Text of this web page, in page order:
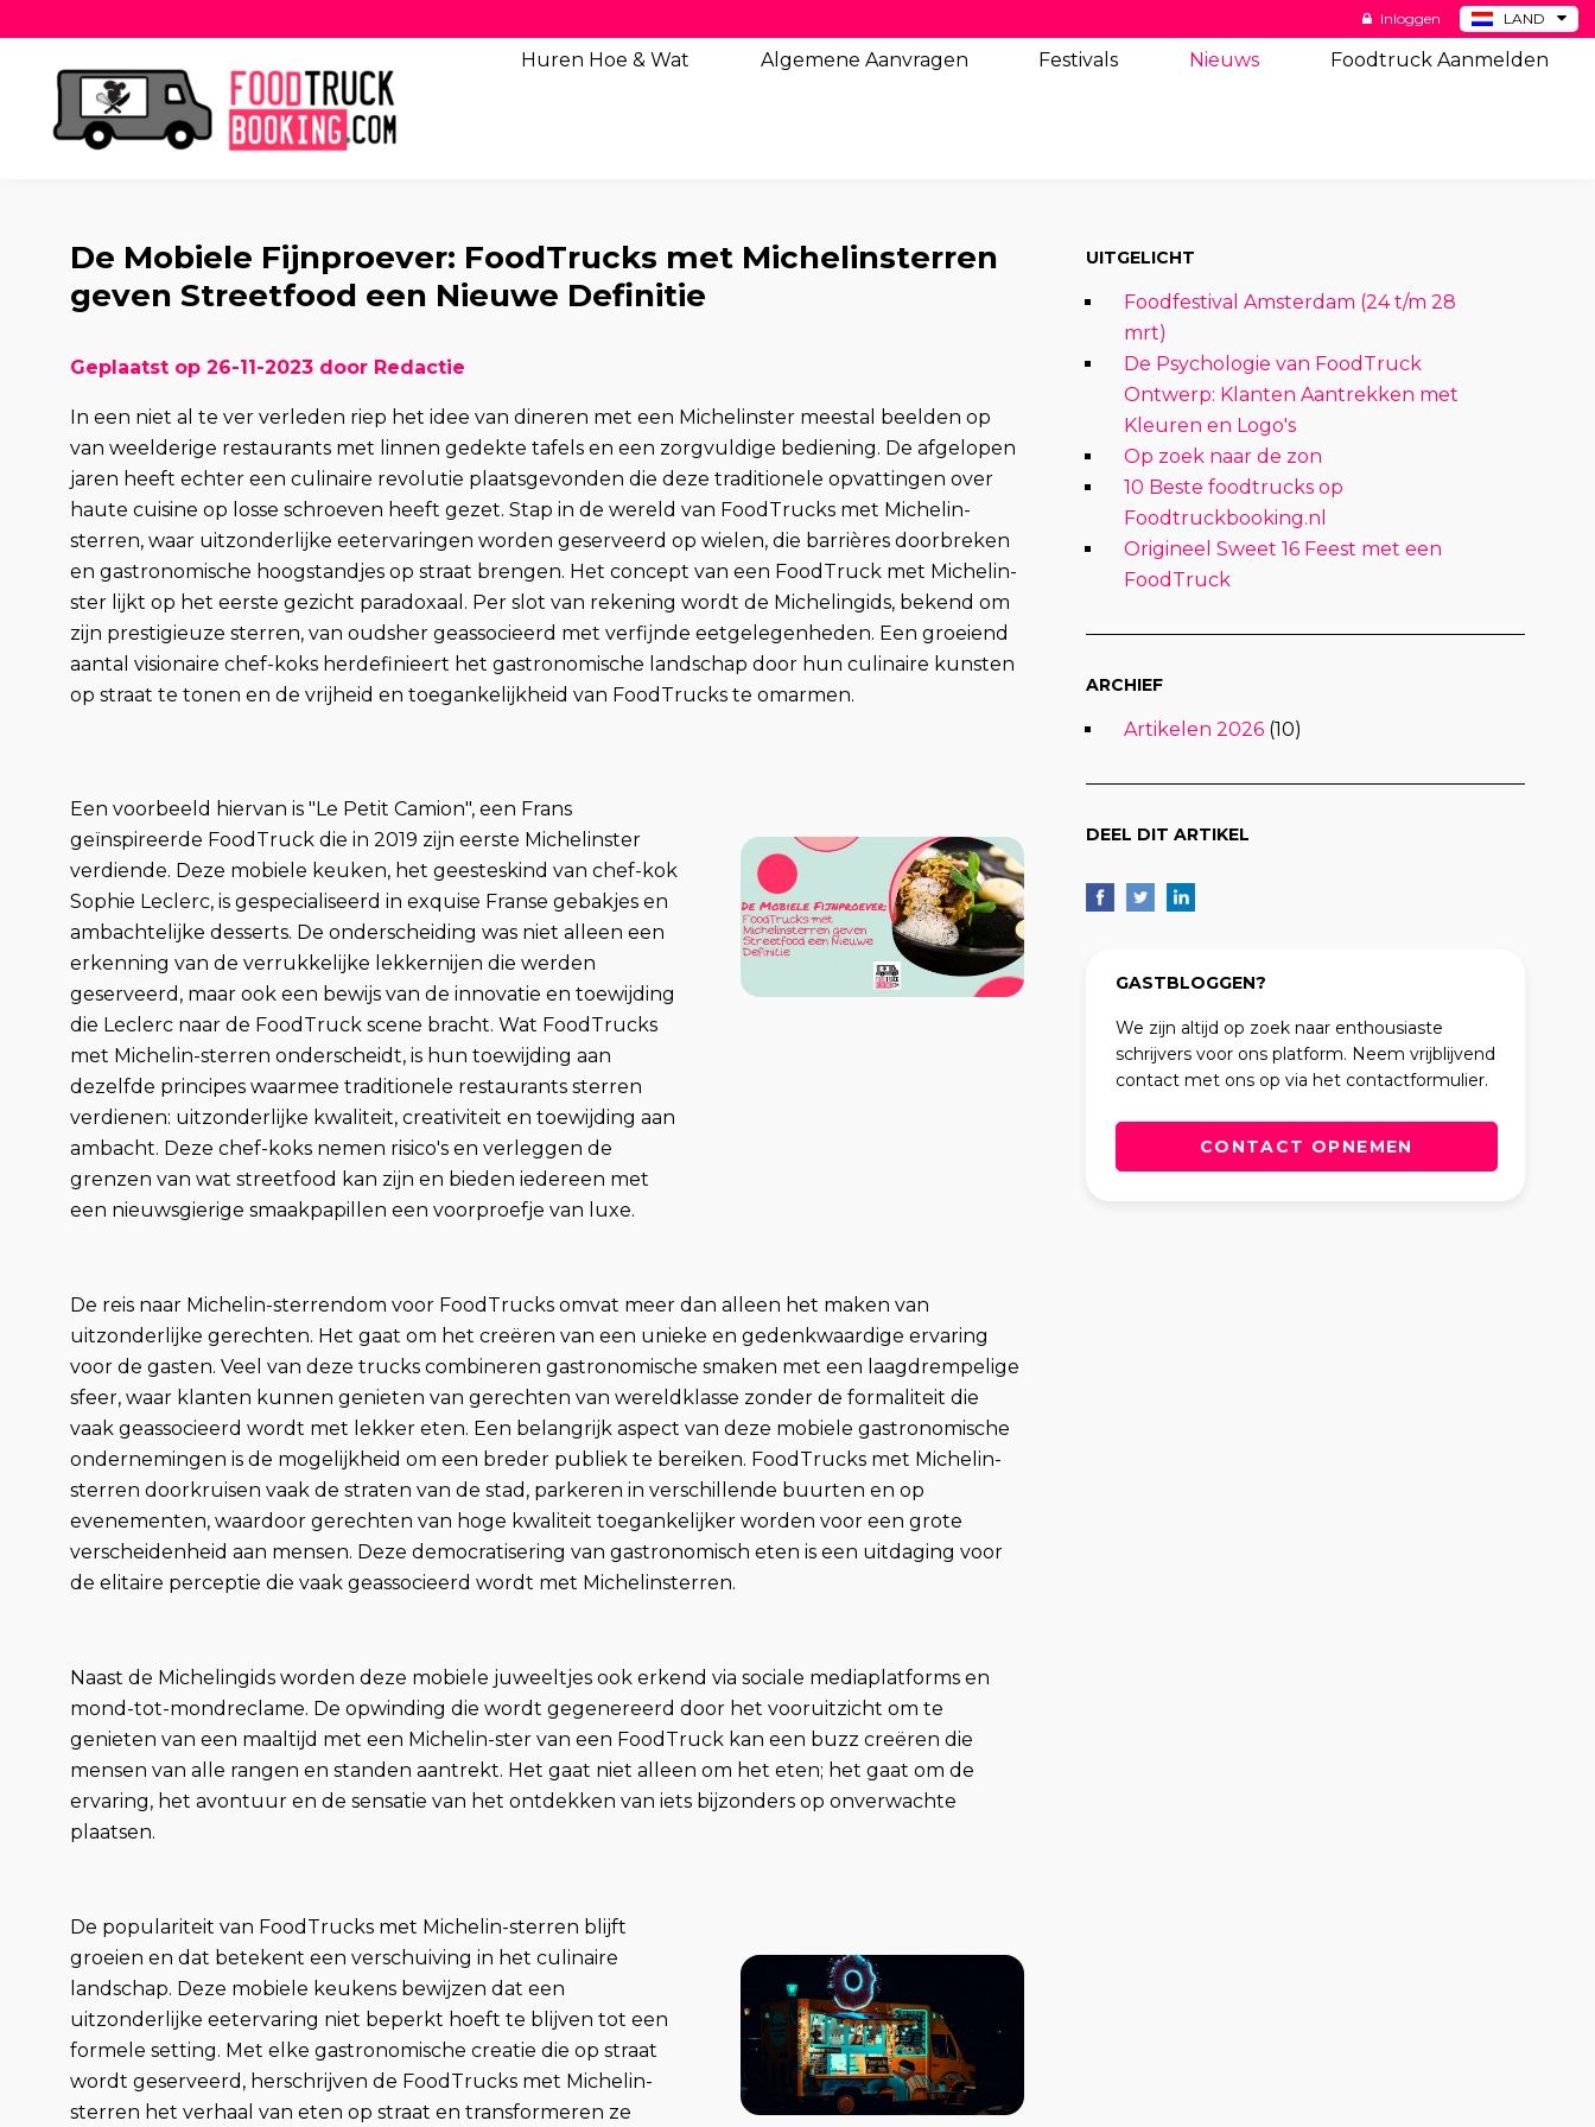
LAND
BE
Inloggen
Huren Hoe & Wat Algemene Aanvragen Festivals Nieuws Foodtruck Aanmelden
De Mobiele Fijnproever: FoodTrucks met Michelinsterren
geven Streetfood een Nieuwe Definitie
Geplaatst op 26-11-2023 door Redactie
In een niet al te ver verleden riep het idee van dineren met een Michelinster meestal beelden op
van weelderige restaurants met linnen gedekte tafels en een zorgvuldige bediening. De afgelopen
jaren heeft echter een culinaire revolutie plaatsgevonden die deze traditionele opvattingen over
haute cuisine op losse schroeven heeft gezet. Stap in de wereld van FoodTrucks met Michelin-
sterren, waar uitzonderlijke eetervaringen worden geserveerd op wielen, die barrières doorbreken
en gastronomische hoogstandjes op straat brengen. Het concept van een FoodTruck met Michelin-
ster lijkt op het eerste gezicht paradoxaal. Per slot van rekening wordt de Michelingids, bekend om
zijn prestigieuze sterren, van oudsher geassocieerd met verfijnde eetgelegenheden. Een groeiend
aantal visionaire chef-koks herdefinieert het gastronomische landschap door hun culinaire kunsten
op straat te tonen en de vrijheid en toegankelijkheid van FoodTrucks te omarmen.
Een voorbeeld hiervan is "Le Petit Camion", een Frans
geïnspireerde FoodTruck die in 2019 zijn eerste Michelinster
verdiende. Deze mobiele keuken, het geesteskind van chef-kok
Sophie Leclerc, is gespecialiseerd in exquise Franse gebakjes en
ambachtelijke desserts. De onderscheiding was niet alleen een
erkenning van de verrukkelijke lekkernijen die werden
geserveerd, maar ook een bewijs van de innovatie en toewijding
die Leclerc naar de FoodTruck scene bracht. Wat FoodTrucks
met Michelin-sterren onderscheidt, is hun toewijding aan
dezelfde principes waarmee traditionele restaurants sterren
verdienen: uitzonderlijke kwaliteit, creativiteit en toewijding aan
ambacht. Deze chef-koks nemen risico's en verleggen de
grenzen van wat streetfood kan zijn en bieden iedereen met
een nieuwsgierige smaakpapillen een voorproefje van luxe.
De reis naar Michelin-sterrendom voor FoodTrucks omvat meer dan alleen het maken van
uitzonderlijke gerechten. Het gaat om het creëren van een unieke en gedenkwaardige ervaring
voor de gasten. Veel van deze trucks combineren gastronomische smaken met een laagdrempelige
sfeer, waar klanten kunnen genieten van gerechten van wereldklasse zonder de formaliteit die
vaak geassocieerd wordt met lekker eten. Een belangrijk aspect van deze mobiele gastronomische
ondernemingen is de mogelijkheid om een breder publiek te bereiken. FoodTrucks met Michelin-
sterren doorkruisen vaak de straten van de stad, parkeren in verschillende buurten en op
evenementen, waardoor gerechten van hoge kwaliteit toegankelijker worden voor een grote
verscheidenheid aan mensen. Deze democratisering van gastronomisch eten is een uitdaging voor
de elitaire perceptie die vaak geassocieerd wordt met Michelinsterren.
Naast de Michelingids worden deze mobiele juweeltjes ook erkend via sociale mediaplatforms en
mond-tot-mondreclame. De opwinding die wordt gegenereerd door het vooruitzicht om te
genieten van een maaltijd met een Michelin-ster van een FoodTruck kan een buzz creëren die
mensen van alle rangen en standen aantrekt. Het gaat niet alleen om het eten; het gaat om de
ervaring, het avontuur en de sensatie van het ontdekken van iets bijzonders op onverwachte
plaatsen.
De populariteit van FoodTrucks met Michelin-sterren blijft
groeien en dat betekent een verschuiving in het culinaire
landschap. Deze mobiele keukens bewijzen dat een
uitzonderlijke eetervaring niet beperkt hoeft te blijven tot een
formele setting. Met elke gastronomische creatie die op straat
wordt geserveerd, herschrijven de FoodTrucks met Michelin-
sterren het verhaal van eten op straat en transformeren ze
UITGELICHT
Foodfestival Amsterdam (24 t/m 28
mrt)
De Psychologie van FoodTruck
Ontwerp: Klanten Aantrekken met
Kleuren en Logo's
Op zoek naar de zon
10 Beste foodtrucks op
Foodtruckbooking.nl
Origineel Sweet 16 Feest met een
FoodTruck
ARCHIEF
Artikelen 2026(10)
DEEL DIT ARTIKEL
GASTBLOGGEN?
We zijn altijd op zoek naar enthousiaste
schrijvers voor ons platform. Neem vrijblijvend
contact met ons op via het contactformulier.
CONTACT OPNEMEN